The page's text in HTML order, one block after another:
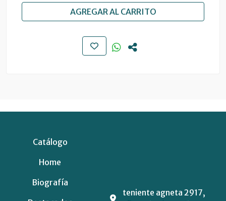
AGREGAR AL CARRITO
Catálogo
Home
Biografía
teniente agneta 2917,